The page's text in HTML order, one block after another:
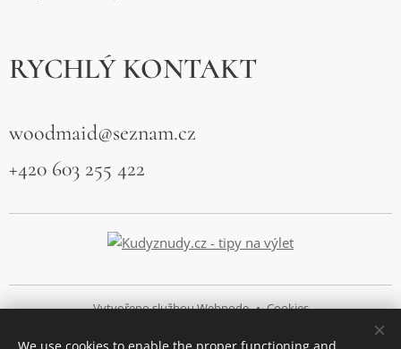
RYCHLÝ KONTAKT
woodmaid@seznam.cz
+420 603 255 422
Vytvořeno službouWebnode Cookies